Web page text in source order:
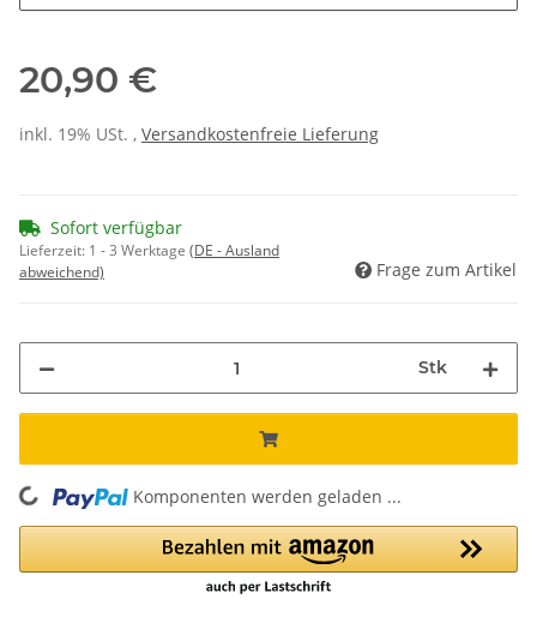
20,90 €
inkl. 19% USt. , Versandkostenfreie Lieferung
Sofort verfügbar
Lieferzeit: 1 - 3 Werktage (DE - Ausland
abweichend)
Frage zum Artikel
Stk
Loading... Komponenten werden geladen ...